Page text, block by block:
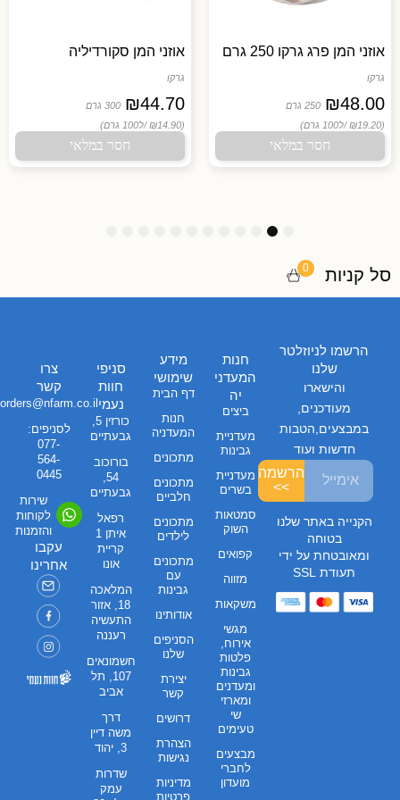
אוזני המן פרג גרקו 250 גרם
גרקו
₪48.00
250 גרם
(₪19.20 /
ל100 גרם)
חסר במלאי
אוזני המן סקורדיליה
גרקו
₪44.70
300 גרם
(₪14.90 /
ל100 גרם)
חסר במלאי
סל קניות 0
חנות
המעדני
יה
ביצים
מעדניית
גבינות
מעדניית
בשרים
סמטאות
השוק
קפואים
מזווה
משקאות
מגשי
אירוח,
פלטות
גבינות
ומעדנים
ומארזי
שי
טעימים
מבצעים
לחברי
מועדון
מידע
שימושי
דף הבית
חנות
המעדניה
מתכונים
מתכונים
חלביים
מתכונים
לילדים
מתכונים
עם
גבינות
אודותינו
הסניפים
שלנו
יצירת
קשר
דרושים
הצהרת
נגישות
מדיניות
פרטיות
סניפי
חוות
נעמי
כורזין 5,
גבעתיים
בורוכוב
54,
גבעתיים
רפאל
איתן 1
קריית
אונו
המלאכה
18, אזור
התעשיה
רעננה
חשמונאים
107, תל
אביב
דרך
משה דיין
3, יהוד
שדרות
עמק
צרו
קשר
orders@nfarm.co.il
לסניפים:
077-
564-
0445
שירות
לקוחות
והזמנות
עקבו
אחרינו
הרשמו לניוזלטר
שלנו
והישארו
מעודכנים,
במבצעים,הטבות
חדשות ועוד
הרשמה
>>
הקנייה באתר שלנו
בטוחה
ומאובטחת על ידי
תעודת SSL